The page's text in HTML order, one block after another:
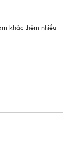
khảo thêm nhiều